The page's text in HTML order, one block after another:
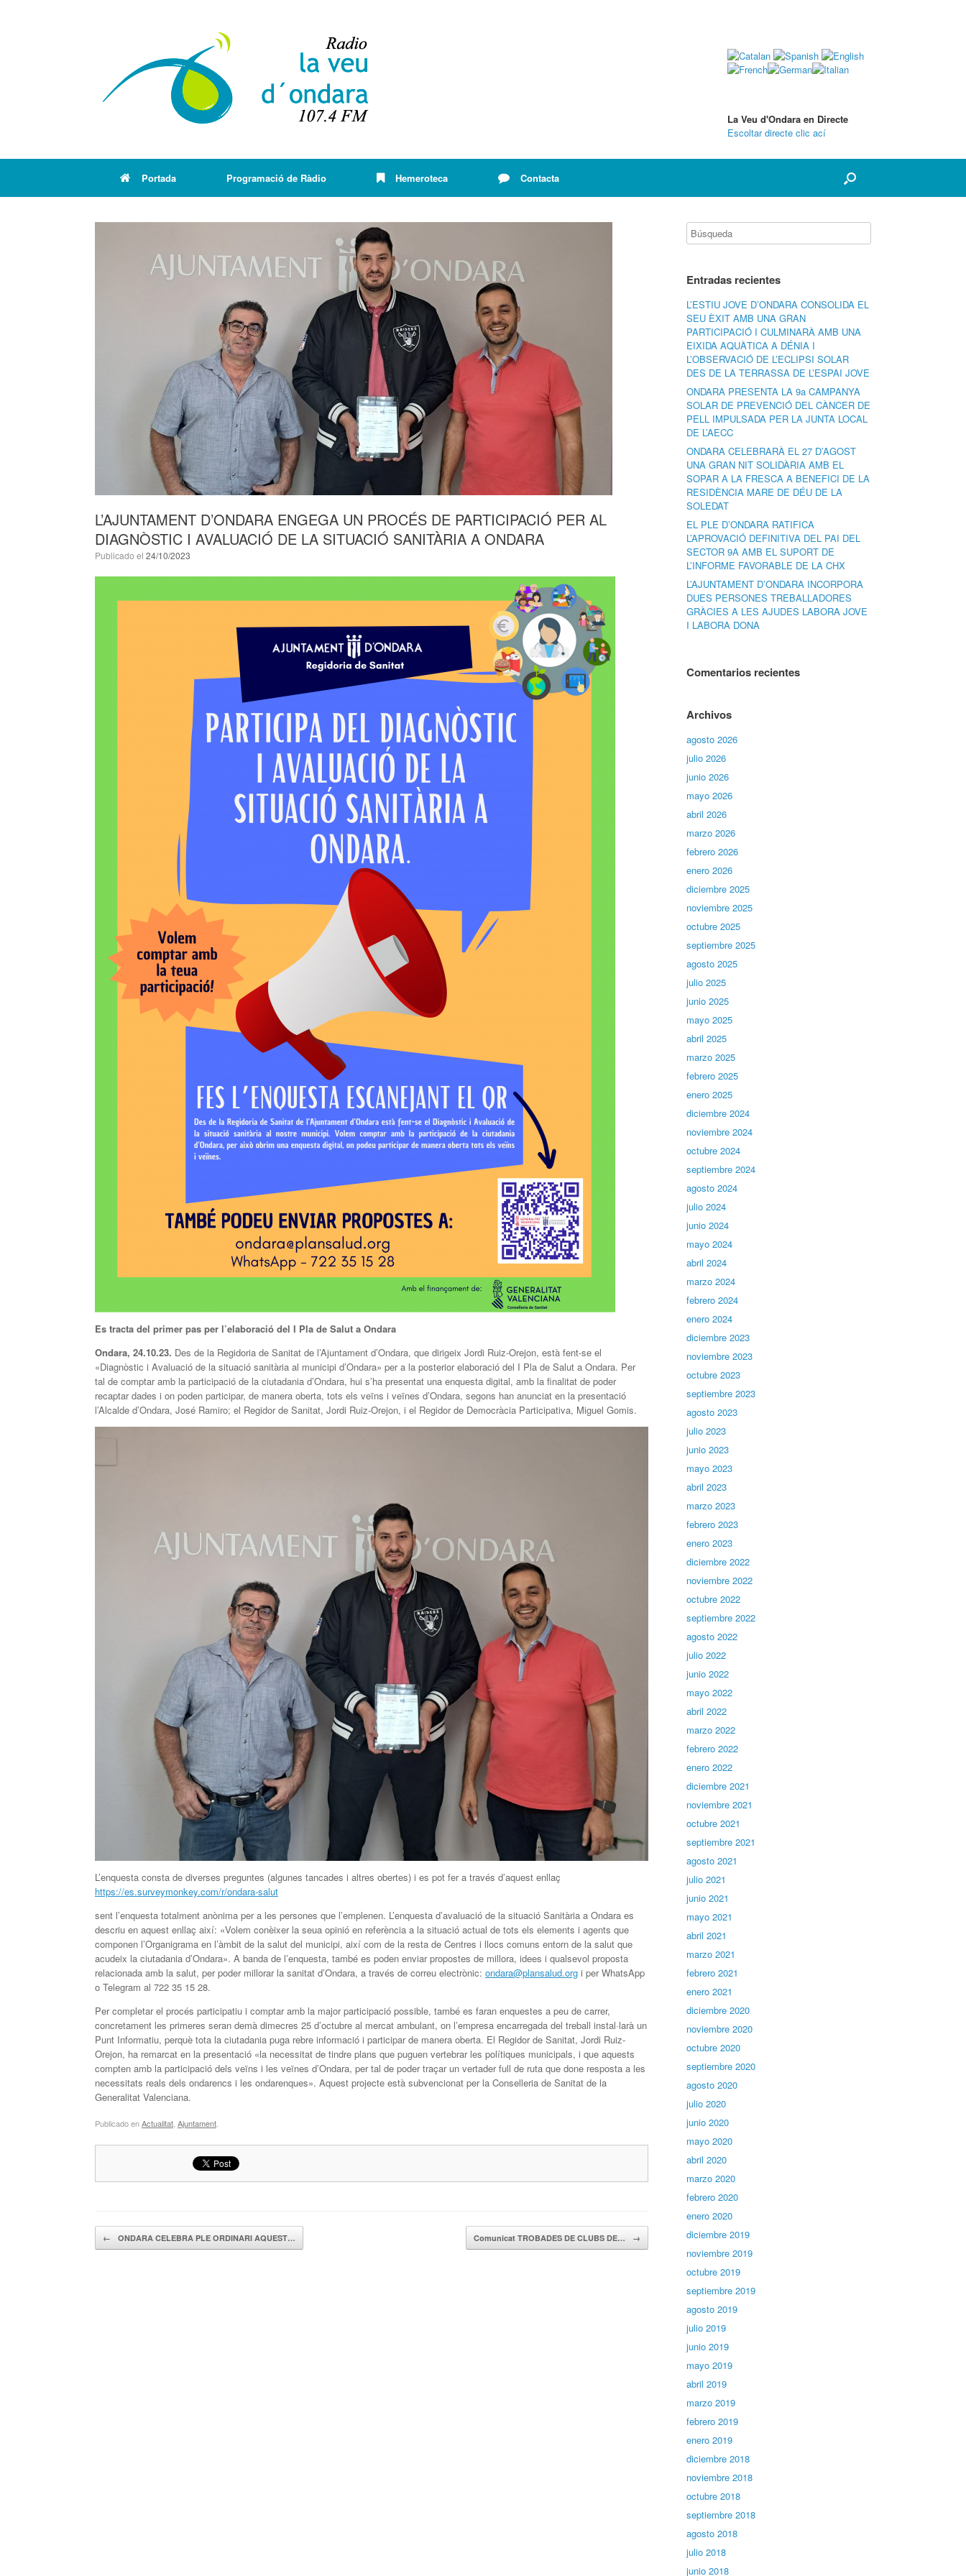
La Veu d'Ondara en Directe
Escoltar directe clic ací
Portada Programació de Ràdio Hemeroteca Contacta
L’AJUNTAMENT D’ONDARA ENGEGA UN PROCÉS DE PARTICIPACIÓ PER AL
DIAGNÒSTIC I AVALUACIÓ DE LA SITUACIÓ SANITÀRIA A ONDARA
Publicado el 24/10/2023
Es tracta del primer pas per l’elaboració del I Pla de Salut a Ondara
Ondara, 24.10.23. Des de la Regidoria de Sanitat de l’Ajuntament d’Ondara, que dirigeix Jordi Ruiz-Orejon, està fent-se el
«Diagnòstic i Avaluació de la situació sanitària al municipi d’Ondara» per a la posterior elaboració del I Pla de Salut a Ondara. Per
tal de comptar amb la participació de la ciutadania d’Ondara, hui s’ha presentat una enquesta digital, amb la finalitat de poder
recaptar dades i on poden participar, de manera oberta, tots els veïns i veïnes d’Ondara, segons han anunciat en la presentació
l’Alcalde d’Ondara, José Ramiro; el Regidor de Sanitat, Jordi Ruiz-Orejon, i el Regidor de Democràcia Participativa, Miguel Gomis.
L’enquesta consta de diverses preguntes (algunes tancades i altres obertes) i es pot fer a través d’aquest enllaç
https://es.surveymonkey.com/r/ondara-salut
sent l’enquesta totalment anònima per a les persones que l’emplenen. L’enquesta d’avaluació de la situació Sanitària a Ondara es
descriu en aquest enllaç així: «Volem conèixer la seua opinió en referència a la situació actual de tots els elements i agents que
componen l’Organigrama en l’àmbit de la salut del municipi, així com de la resta de Centres i llocs comuns entorn de la salut que
acudeix la ciutadania d’Ondara». A banda de l’enquesta, també es poden enviar propostes de millora, idees i qualsevol proposta
relacionada amb la salut, per poder millorar la sanitat d’Ondara, a través de correu electrònic: ondara@plansalud.org i per WhatsApp
o Telegram al 722 35 15 28.
Per completar el procés participatiu i comptar amb la major participació possible, també es faran enquestes a peu de carrer,
concretament les primeres seran demà dimecres 25 d’octubre al mercat ambulant, on l’empresa encarregada del treball instal·larà un
Punt Informatiu, perquè tota la ciutadania puga rebre informació i participar de manera oberta. El Regidor de Sanitat, Jordi Ruiz-
Orejon, ha remarcat en la presentació «la necessitat de tindre plans que puguen vertebrar les polítiques municipals, i que aquests
compten amb la participació dels veïns i les veïnes d’Ondara, per tal de poder traçar un vertader full de ruta que done resposta a les
necessitats reals dels ondarencs i les ondarenques». Aquest projecte està subvencionat per la Conselleria de Sanitat de la
Generalitat Valenciana.
Publicado enActualitat Ajuntament
Navegador de artículos
← ONDARA CELEBRA PLE ORDINARI AQUEST… Comunicat TROBADES DE CLUBS DE… →
Entradas recientes
L’ESTIU JOVE D’ONDARA CONSOLIDA EL
SEU ÈXIT AMB UNA GRAN
PARTICIPACIÓ I CULMINARÀ AMB UNA
EIXIDA AQUÀTICA A DÉNIA I
L’OBSERVACIÓ DE L’ECLIPSI SOLAR
DES DE LA TERRASSA DE L’ESPAI JOVE
ONDARA PRESENTA LA 9a CAMPANYA
SOLAR DE PREVENCIÓ DEL CÀNCER DE
PELL IMPULSADA PER LA JUNTA LOCAL
DE L’AECC
ONDARA CELEBRARÀ EL 27 D’AGOST
UNA GRAN NIT SOLIDÀRIA AMB EL
SOPAR A LA FRESCA A BENEFICI DE LA
RESIDÈNCIA MARE DE DÉU DE LA
SOLEDAT
EL PLE D’ONDARA RATIFICA
L’APROVACIÓ DEFINITIVA DEL PAI DEL
SECTOR 9A AMB EL SUPORT DE
L’INFORME FAVORABLE DE LA CHX
L’AJUNTAMENT D’ONDARA INCORPORA
DUES PERSONES TREBALLADORES
GRÀCIES A LES AJUDES LABORA JOVE
I LABORA DONA
Comentarios recientes
Archivos
agosto 2026
julio 2026
junio 2026
mayo 2026
abril 2026
marzo 2026
febrero 2026
enero 2026
diciembre 2025
noviembre 2025
octubre 2025
septiembre 2025
agosto 2025
julio 2025
junio 2025
mayo 2025
abril 2025
marzo 2025
febrero 2025
enero 2025
diciembre 2024
noviembre 2024
octubre 2024
septiembre 2024
agosto 2024
julio 2024
junio 2024
mayo 2024
abril 2024
marzo 2024
febrero 2024
enero 2024
diciembre 2023
noviembre 2023
octubre 2023
septiembre 2023
agosto 2023
julio 2023
junio 2023
mayo 2023
abril 2023
marzo 2023
febrero 2023
enero 2023
diciembre 2022
noviembre 2022
octubre 2022
septiembre 2022
agosto 2022
julio 2022
junio 2022
mayo 2022
abril 2022
marzo 2022
febrero 2022
enero 2022
diciembre 2021
noviembre 2021
octubre 2021
septiembre 2021
agosto 2021
julio 2021
junio 2021
mayo 2021
abril 2021
marzo 2021
febrero 2021
enero 2021
diciembre 2020
noviembre 2020
octubre 2020
septiembre 2020
agosto 2020
julio 2020
junio 2020
mayo 2020
abril 2020
marzo 2020
febrero 2020
enero 2020
diciembre 2019
noviembre 2019
octubre 2019
septiembre 2019
agosto 2019
julio 2019
junio 2019
mayo 2019
abril 2019
marzo 2019
febrero 2019
enero 2019
diciembre 2018
noviembre 2018
octubre 2018
septiembre 2018
agosto 2018
julio 2018
junio 2018